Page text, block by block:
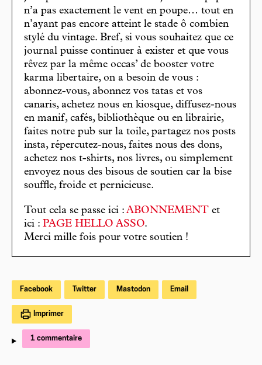
n’a pas exactement le vent en poupe… tout en
n’ayant pas encore atteint le stade ô combien
stylé du vintage. Bref, si vous souhaitez que ce
journal puisse continuer à exister et que vous
rêvez par la même occas’ de booster votre
karma libertaire, on a besoin de vous :
abonnez-vous, abonnez vos tatas et vos
canaris, achetez nous en kiosque, diffusez-nous
en manif, cafés, bibliothèque ou en librairie,
faites notre pub sur la toile, partagez nos posts
insta, répercutez-nous, faites nous des dons,
achetez nos t-shirts, nos livres, ou simplement
envoyez nous des bisous de soutien car la bise
souffle, froide et pernicieuse.
Tout cela se passe ici : ABONNEMENT et
ici : PAGE HELLO ASSO.
Merci mille fois pour votre soutien !
Facebook Twitter Mastodon Email
Imprimer
1 commentaire